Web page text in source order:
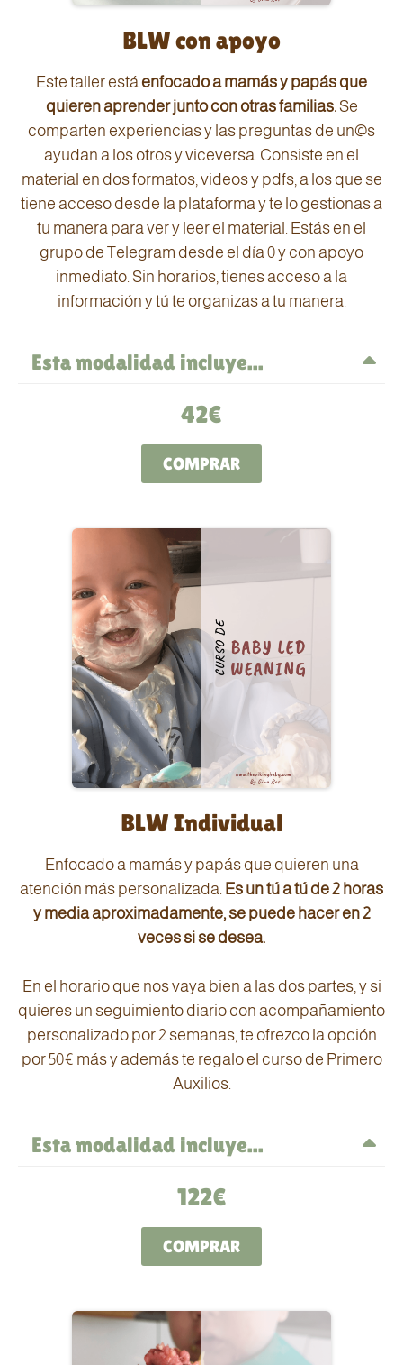
BLW con apoyo
Este taller está enfocado a mamás y papás que
quieren aprender junto con otras familias. Se
comparten experiencias y las preguntas de un@s
ayudan a los otros y viceversa. Consiste en el
material en dos formatos, videos y pdfs, a los que se
tiene acceso desde la plataforma y te lo gestionas a
tu manera para ver y leer el material. Estás en el
grupo de Telegram desde el día 0 y con apoyo
inmediato. Sin horarios, tienes acceso a la
información y tú te organizas a tu manera.
Esta modalidad incluye...
Un ebook con 10 recetas de BLW
Menú de 5 semanas
Listado de alimentos
de por vida, para poder consultar lo que se
quiera en cualquier momento y donde
encontrarás el apoyo de otros papis y
mamis, a parte del mío, claro.
42€
COMPRAR
BLW Individual
Enfocado a mamás y papás que quieren una
atención más personalizada. Es un tú a tú de 2 horas
y media aproximadamente, se puede hacer en 2
veces si se desea.
En el horario que nos vaya bien a las dos partes, y si
quieres un seguimiento diario con acompañamiento
personalizado por 2 semanas, te ofrezco la opción
por 50€ más y además te regalo el curso de Primero
Auxilios.
Esta modalidad incluye...
Un ebook con 10 recetas de BLW
Menú de 5 semanas
Listado de alimentos
de por vida, para poder consultar lo que se
quiera en cualquier momento y donde
122€
COMPRAR